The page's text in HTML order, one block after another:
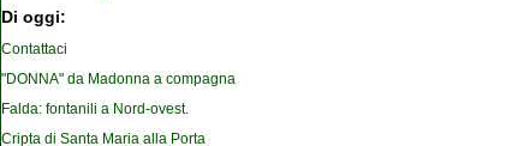
Di oggi:
Contattaci
"DONNA" da Madonna a compagna
Falda: fontanili a Nord-ovest.
Cripta di Santa Maria alla Porta